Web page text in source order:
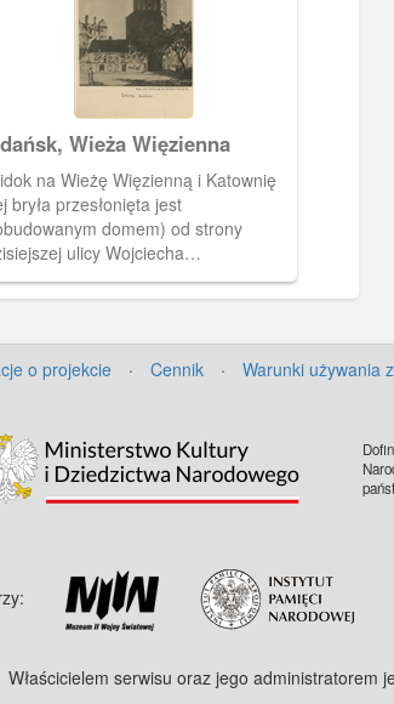
Wieża Więzienna
na Wieżę Więzienną i Katownię
bryła przesłonięta jest
domem) od strony
ulicy Wojciecha
Pocztówka pochodzi z
"Danzig. Nach einer Radierung
pocztówek, będących przedrukiem
znanego malarza (związanego
o projekcie · Cennik · Warunki używania
Właścicielem serwisu oraz jego administratorem